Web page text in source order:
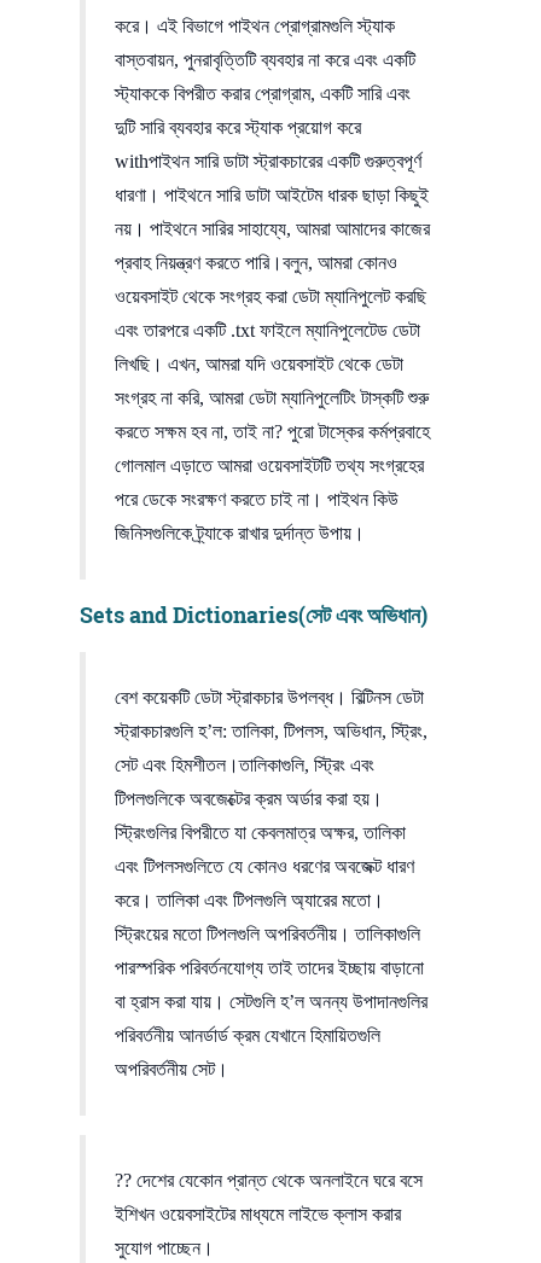
করে। এই বিভাগে পাইথন প্রোগ্রামগুলি স্ট্যাক
বাস্তবায়ন, পুনরাবৃত্তিটি ব্যবহার না করে এবং একটি
স্ট্যাককে বিপরীত করার প্রোগ্রাম, একটি সারি এবং
দুটি সারি ব্যবহার করে স্ট্যাক প্রয়োগ করে
withপাইথন সারি ডাটা স্ট্রাকচারের একটি গুরুত্বপূর্ণ
ধারণা। পাইথনে সারি ডাটা আইটেম ধারক ছাড়া কিছুই
নয়। পাইথনে সারির সাহায্যে, আমরা আমাদের কাজের
প্রবাহ নিয়ন্ত্রণ করতে পারি।বলুন, আমরা কোনও
ওয়েবসাইট থেকে সংগ্রহ করা ডেটা ম্যানিপুলেট করছি
এবং তারপরে একটি .txt ফাইলে ম্যানিপুলেটেড ডেটা
লিখছি। এখন, আমরা যদি ওয়েবসাইট থেকে ডেটা
সংগ্রহ না করি, আমরা ডেটা ম্যানিপুলেটিং টাস্কটি শুরু
করতে সক্ষম হব না, তাই না? পুরো টাস্কের কর্মপ্রবাহে
গোলমাল এড়াতে আমরা ওয়েবসাইটটি তথ্য সংগ্রহের
পরে ডেকে সংরক্ষণ করতে চাই না। পাইথন কিউ
জিনিসগুলিকে ট্র্যাকে রাখার দুর্দান্ত উপায়।
Sets and Dictionaries(সেট এবং অভিধান)
বেশ কয়েকটি ডেটা স্ট্রাকচার উপলব্ধ। বিল্টিনস ডেটা
স্ট্রাকচারগুলি হ’ল: তালিকা, টিপলস, অভিধান, স্ট্রিং,
সেট এবং হিমশীতল।তালিকাগুলি, স্ট্রিং এবং
টিপলগুলিকে অবজেক্টের ক্রম অর্ডার করা হয়।
স্ট্রিংগুলির বিপরীতে যা কেবলমাত্র অক্ষর, তালিকা
এবং টিপলসগুলিতে যে কোনও ধরণের অবজেক্ট ধারণ
করে। তালিকা এবং টিপলগুলি অ্যারের মতো।
স্ট্রিংয়ের মতো টিপলগুলি অপরিবর্তনীয়। তালিকাগুলি
পারস্পরিক পরিবর্তনযোগ্য তাই তাদের ইচ্ছায় বাড়ানো
বা হ্রাস করা যায়। সেটগুলি হ’ল অনন্য উপাদানগুলির
পরিবর্তনীয় আনর্ডার্ড ক্রম যেখানে হিমায়িতগুলি
অপরিবর্তনীয় সেট।
?? দেশের যেকোন প্রান্ত থেকে অনলাইনে ঘরে বসে
ইশিখন ওয়েবসাইটের মাধ্যমে লাইভে ক্লাস করার
সুযোগ পাচ্ছেন।